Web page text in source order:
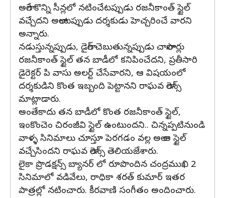
అలాగే కొన్ని సీన్లలో నటించేటప్పుడు రజనీకాంత్ స్టైల్
వచ్చేదని అలాంటప్పుడు దర్శకుడు హెచ్చరించే వారని
అన్నారు.
నడుస్తున్నప్పుడు, డైలాగ్ చెబుతున్నప్పుడు చాలాసార్లు
రజనీకాంత్ స్టైల్ తన బాడీలో కనిపించేదని, ప్రతీసారి
డైరెక్టర్ పి వాసు అలర్ట్ చేసేవారని, ఆ విషయంలో
దర్శకుడిని కొంత ఇబ్బంది పెట్టానని రాఘవ లారెన్స్
మాట్లాడారు.
అంతేకాదు తన బాడీలో కొంత రజనీకాంత్ స్టైల్,
ఇంకొంచెం చిరంజీవి స్టైల్ ఉంటుందని.. చిన్నప్పటినుండి
వాళ్ళ సినిమాలు చూస్తూ పెరగడం వల్ల అలా ఆ స్టైల్
వచ్చేసిందని రాఘవ లారెన్స్ తెలియజేశారు.
లైకా ప్రొడక్షన్స్ బ్యానర్ లో రూపొందిన చంద్రముఖి 2
సినిమాలో వడివేలు, రాధికా శరత్ కుమార్ ఇతర
పాత్రల్లో నటించారు. కీరవాణి సంగీతం అందించారు.